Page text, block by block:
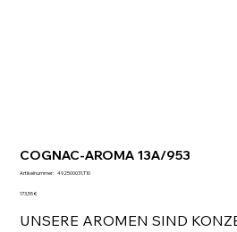
COGNAC-AROMA 13A/953
Artikelnummer:
Artikelnummer:
492500031.T10
Preis
173,55 €
UNSERE AROMEN SIND